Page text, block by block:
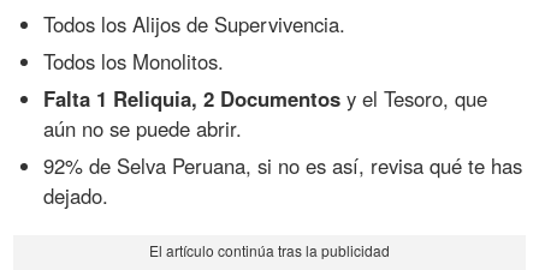
Todos los Alijos de Supervivencia.
Todos los Monolitos.
Falta 1 Reliquia, 2 Documentos y el Tesoro, que
aún no se puede abrir.
92% de Selva Peruana, si no es así, revisa qué te has
dejado.